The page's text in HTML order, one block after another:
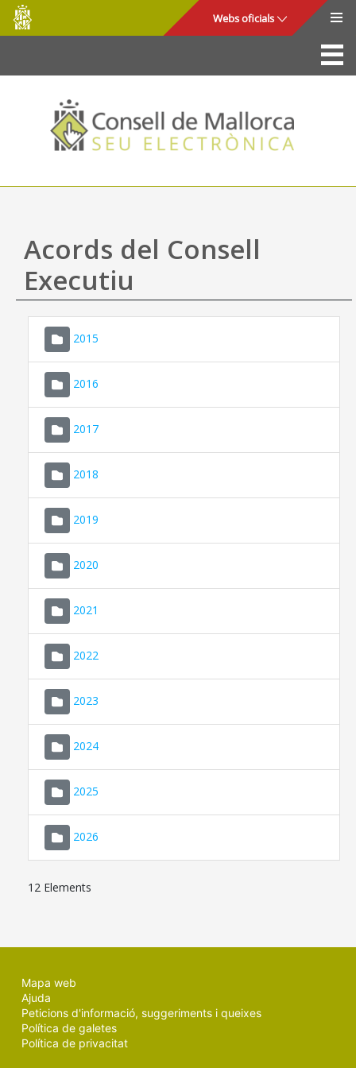
Salta al contingut principal
Consell
de
Mallorca
Webs oficials
La Seu
Consell de Mallorca
Accés i seguretat
Utilitats
Ajuda
Acords del Consell
Executiu
2015
2016
2017
2018
2019
2020
2021
2022
2023
2024
2025
2026
12 Elements
Mapa web
Ajuda
Peticions d'informació, suggeriments i queixes
Política de galetes
Política de privacitat